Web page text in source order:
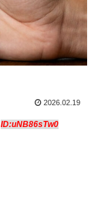
2026.02.19
ID:uNB86sTw0